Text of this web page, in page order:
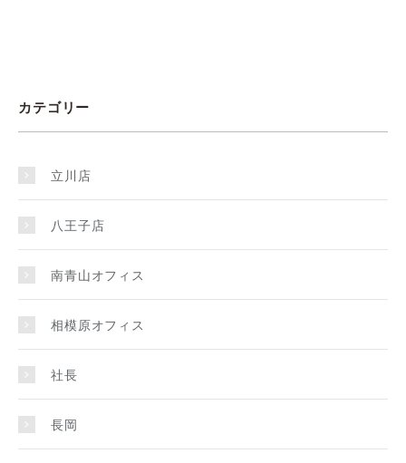
カテゴリー
立川店
八王子店
南青山オフィス
相模原オフィス
社長
長岡